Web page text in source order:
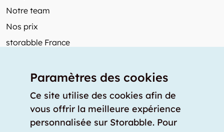
Notre team
Nos prix
storabble France
Articles de presse
Comment calculer la capacité d'un garde-meuble?
Quel est le tarif moyen d'un garde-meuble?
Paramètres des cookies
Ce site utilise des cookies afin de
vous offrir la meilleure expérience
personnalisée sur Storabble. Pour